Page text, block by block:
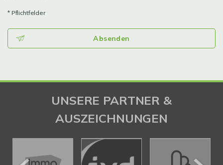
* Pflichtfelder
Absenden
UNSERE PARTNER &
AUSZEICHNUNGEN